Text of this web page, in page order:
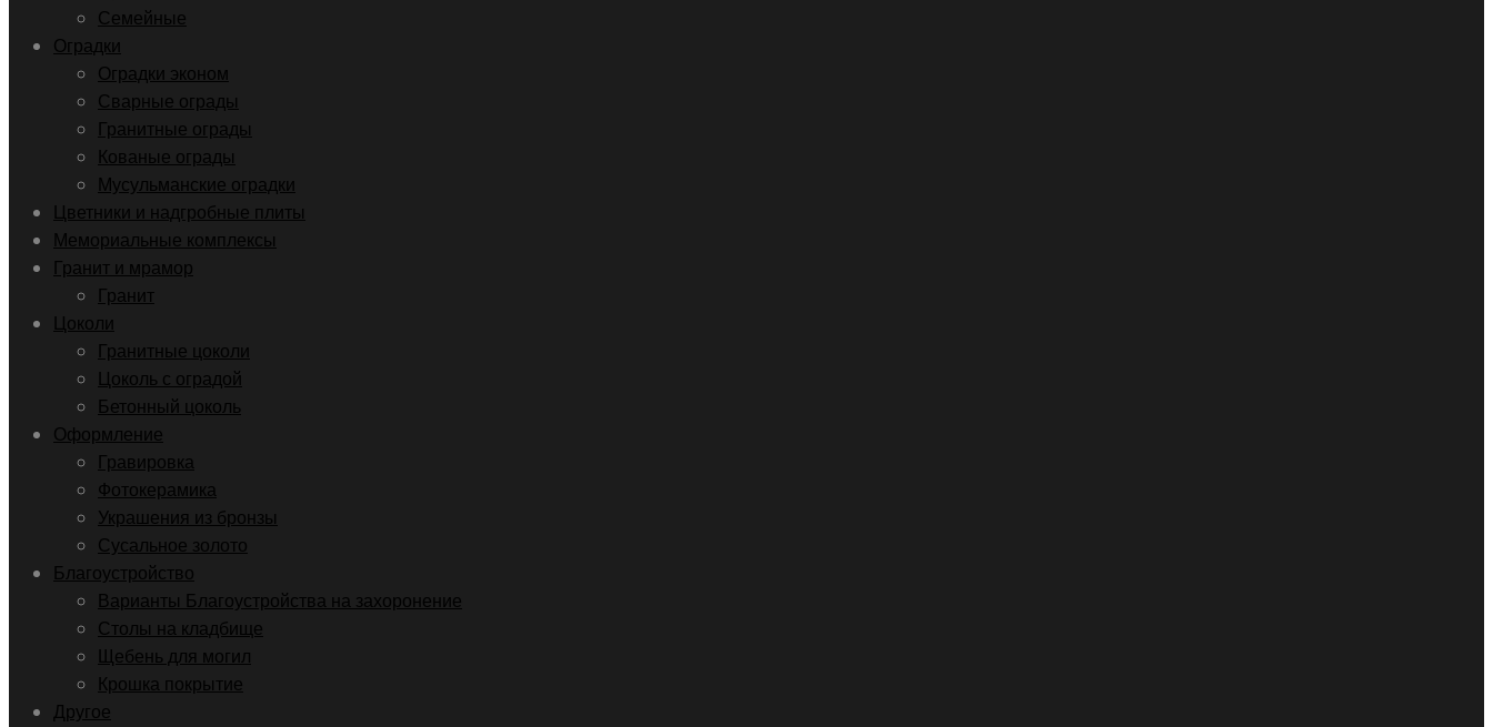
Семейные
Оградки
Оградки эконом
Сварные ограды
Гранитные ограды
Кованые ограды
Мусульманские оградки
Цветники и надгробные плиты
Мемориальные комплексы
Гранит и мрамор
Гранит
Цоколи
Гранитные цоколи
Цоколь с оградой
Бетонный цоколь
Оформление
Гравировка
Фотокерамика
Украшения из бронзы
Сусальное золото
Благоустройство
Варианты Благоустройства на захоронение
Столы на кладбище
Щебень для могил
Крошка покрытие
Другое